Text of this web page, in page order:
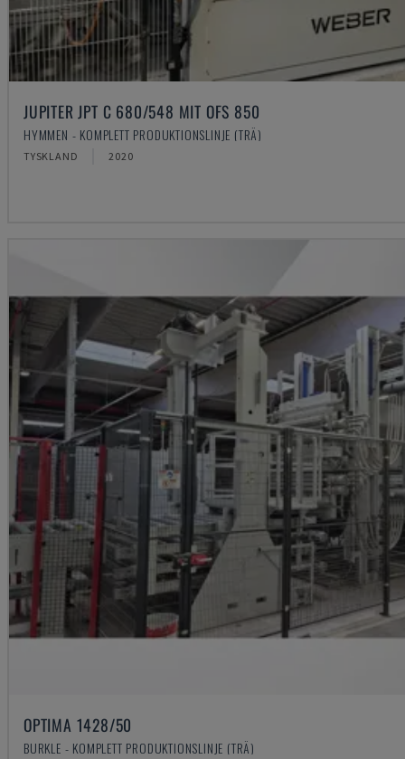
JUPITER JPT C 680/548 MIT OFS 850
HYMMEN - KOMPLETT PRODUKTIONSLINJE (TRÄ)
TYSKLAND 2020
OPTIMA 1428/50
BURKLE - KOMPLETT PRODUKTIONSLINJE (TRÄ)